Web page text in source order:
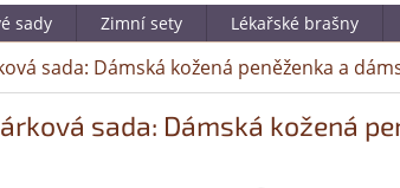
sady Zimní sety Lékařské brašny
sada: Dámská kožená peněženka a
sada: Dámská kožená